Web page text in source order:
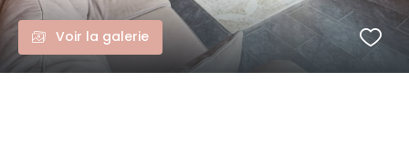
Voir la galerie